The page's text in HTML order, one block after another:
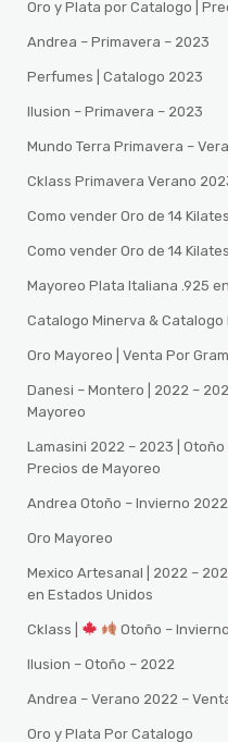
Oro y Plata por Catalogo |
Andrea – Primavera – 2023
Perfumes | Catalogo 2023
Ilusion – Primavera – 2023
Mundo Terra Primavera –
Cklass Primavera Verano
Como vender Oro de 14 Kilates
Como vender Oro de 14 Kilates
Mayoreo Plata Italiana .925
Catalogo Minerva & Catalogo
Oro Mayoreo | Venta Por
Danesi – Montero | 2022 –
Mayoreo
Lamasini 2022 – 2023 |
Precios de Mayoreo
Andrea Otoño – Invierno
Oro Mayoreo
Mexico Artesanal | 2022 –
en Estados Unidos
Cklass | Otoño – Invierno
Ilusion – Otoño – 2022
Andrea – Verano 2022 –
Oro y Plata Por Catalogo